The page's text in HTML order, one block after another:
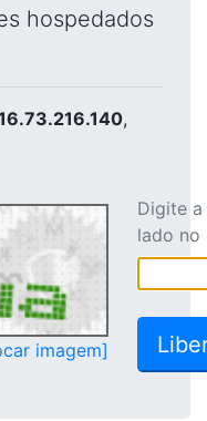
hospedados
,
imagem]
Digite
lado no